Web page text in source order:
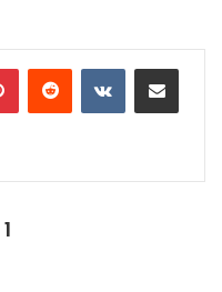
PinterestReddit VKontakteShare via Email